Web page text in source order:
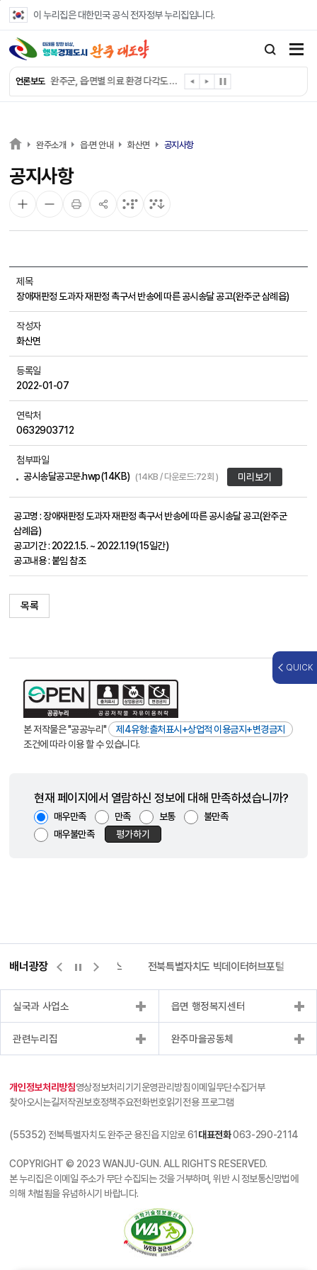
이 누리집은 대한민국 공식 전자정부 누리집입니다.
언론보도
완주군, ‘수의계약 총량제’ 개편 운영
완주군 청소년, 초록우산 지원으로 치과 치료
완주군, 읍·면별 의료 환경 다각도 진단한다
완주군, 모바일 헬스케어 “내 건강 변화 직접 확인”
전북은행, 완주군에 ‘시원키트’ 60세트 기탁
완주소개 읍·면 안내 화산면 공지사항
공지사항
제목
장애재판정 도과자 재판정 촉구서 반송에 따른 공시송달 공고(완주군 삼례읍)
작성자
화산면
등록일
2022-01-07
연락처
0632903712
첨부파일
공시송달공고문.hwp(14KB) (14KB / 다운로드:72회 ) 미리보기
공고명 : 장애재판정 도과자 재판정 촉구서 반송에 따른 공시송달 공고(완주군
삼례읍)
공고기간 : 2022.1.5. ~ 2022.1.19(15일간)
공고내용 : 붙임 참조
목록
본 저작물은 "공공누리"
제4유형:출처표시+상업적 이용금지+변경금지
조건에 따라 이용 할 수 있습니다.
현재 페이지에서 열람하신 정보에 대해 만족하셨습니까?
매우만족 만족 보통
불만족
매우불만족
평가하기
QUICK
배너광장
량바로처리센터 위택스 전북특별자치도 빅데이터허브포털
실국과 사업소 읍면 행정복지센터
관련누리집 완주마을공동체
개인정보처리방침영상정보처리기기운영관리방침이메일무단수집거부
찾아오시는길저작권보호정책주요전화번호읽기전용 프로그램
(55352) 전북특별자치도 완주군 용진읍 지암로 61 대표전화063-290-2114
COPYRIGHT © 2023 WANJU-GUN. ALL RIGHTS RESERVED.
본 누리집은 이메일 주소가 무단 수집되는 것을 거부하며, 위반 시 정보통신망법에
의해 처벌됨을 유념하시기 바랍니다.